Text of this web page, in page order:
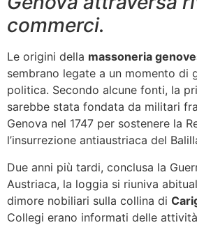
commerci.
Le origini della massoneria
sembrano legate a un momento di
politica. Secondo alcune fonti, la
sarebbe stata fondata da militari
Genova nel 1747 per sostenere la
l’insurrezione antiaustriaca del
Due anni più tardi, conclusa la
Austriaca, la loggia si riuniva
dimore nobiliari sulla collina di
Collegi erano informati delle